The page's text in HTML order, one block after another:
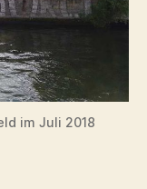
im Juli 2018